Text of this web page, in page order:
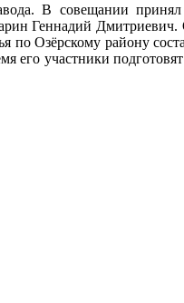
В совещании
Геннадий Дмитриевич.
по Озёрскому району
его участники